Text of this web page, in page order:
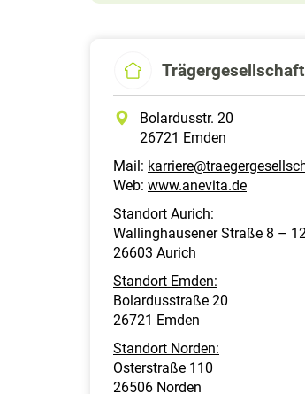
Bolardusstr. 20
26721 Emden
Mail:
Web: www.anevita.de
Standort Aurich:
Wallinghausener Straße 8 –
26603 Aurich
Standort Emden:
Bolardusstraße 20
26721 Emden
Standort Norden:
Osterstraße 110
26506 Norden